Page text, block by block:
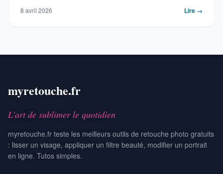
8 avril 2026 Lire →
myretouche.fr
L'art de sublimer le quotidien
myretouche.fr teste les meilleurs outils de retouche photo gratuits
: lisser un visage, appliquer un filtre beauté, modifier un portrait
en ligne. Tutos simples.